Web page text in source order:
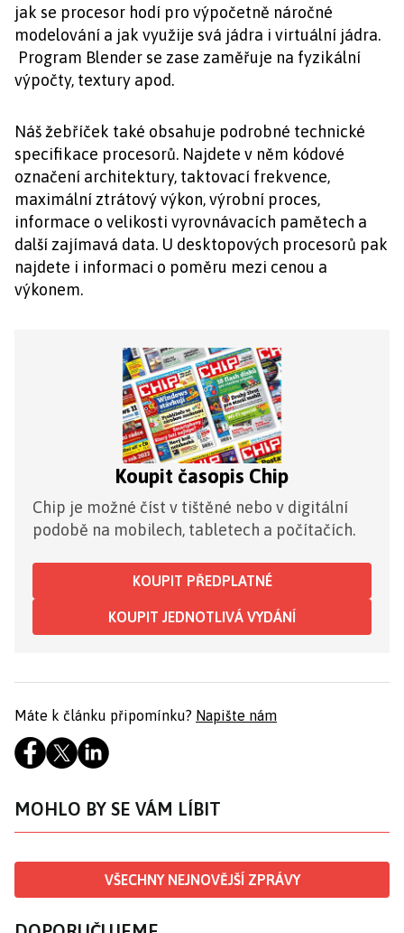
jak se procesor hodí pro výpočetně náročné
modelování a jak využije svá jádra i virtuální jádra.
Program Blender se zase zaměřuje na fyzikální
výpočty, textury apod.
Náš žebříček také obsahuje podrobné technické
specifikace procesorů. Najdete v něm kódové
označení architektury, taktovací frekvence,
maximální ztrátový výkon, výrobní proces,
informace o velikosti vyrovnávacích pamětech a
další zajímavá data. U desktopových procesorů pak
najdete i informaci o poměru mezi cenou a
výkonem.
Koupit časopis Chip
Chip je možné číst v tištěné nebo v digitální
podobě na mobilech, tabletech a počítačích.
KOUPIT PŘEDPLATNÉ
KOUPIT JEDNOTLIVÁ VYDÁNÍ
Máte k článku připomínku? Napište nám
MOHLO BY SE VÁM LÍBIT
VŠECHNY NEJNOVĚJŠÍ ZPRÁVY